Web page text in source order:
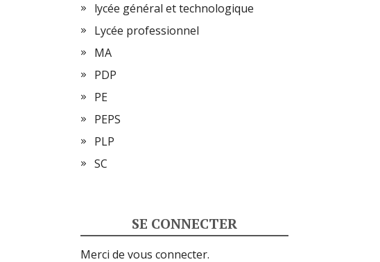
lycée général et technologique
Lycée professionnel
MA
PDP
PE
PEPS
PLP
SC
SE CONNECTER
Merci de vous connecter.